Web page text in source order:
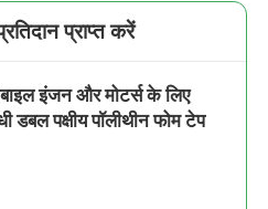
प्राप्त करें
इंजन और मोटर्स के लिए
डबल पक्षीय पॉलीथीन फोम टेप